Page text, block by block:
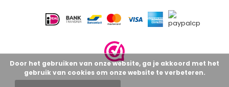
Door het gebruiken van onze website, ga je akkoord met het
gebruik van cookies om onze website te verbeteren.